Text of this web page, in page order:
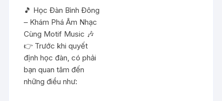
🎵 Học Đàn Bình Đông
– Khám Phá Âm Nhạc
Cùng Motif Music 🎶
👉 Trước khi quyết
định học đàn, có phải
bạn quan tâm đến
những điều như: